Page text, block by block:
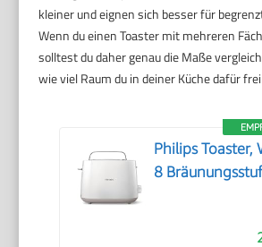
kleiner und eignen sich besser für
Wenn du einen Toaster mit mehreren
solltest du daher genau die Maße
wie viel Raum du in deiner Küche dafür
Philips Toaster,
8